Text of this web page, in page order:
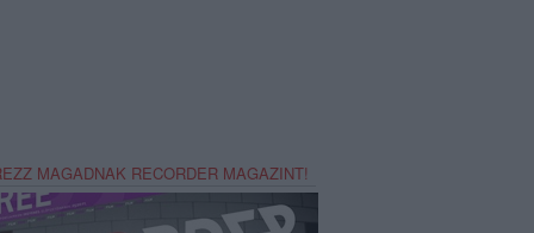
MAGADNAK RECORDER MAGAZINT!